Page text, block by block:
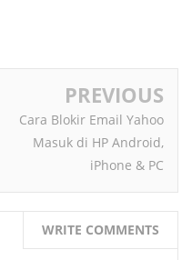
PREVIOUS
Cara Blokir Email Yahoo
Masuk di HP Android,
iPhone & PC
WRITE COMMENTS